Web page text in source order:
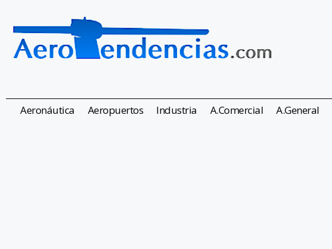
Aeronáutica Aeropuertos Industria A.Comercial A.General